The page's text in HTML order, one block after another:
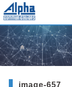
image-657